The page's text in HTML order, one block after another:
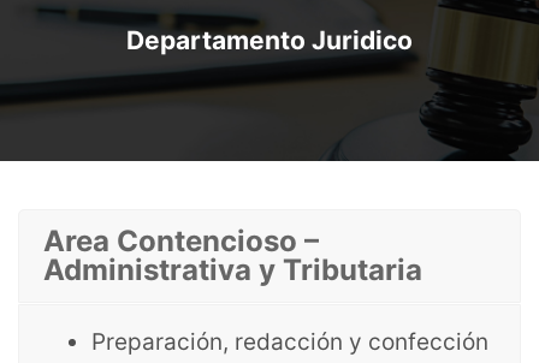
Departamento Juridico
Area Contencioso –
Administrativa y Tributaria
Preparación, redacción y confección